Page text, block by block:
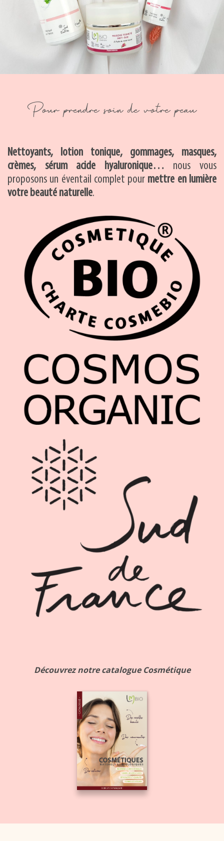
Pour prendre soin de votre peau
Nettoyants, lotion tonique, gommages, masques,
crèmes, sérum acide hyaluronique… nous vous
proposons un éventail complet pour mettre en lumière
votre beauté naturelle.
Découvrez notre catalogue Cosmétique